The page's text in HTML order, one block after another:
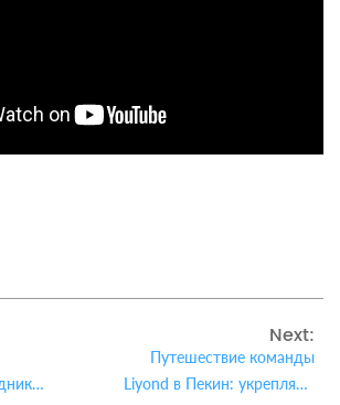
Next:
Путешествие команды
Liyond в Пекин: укрепляем